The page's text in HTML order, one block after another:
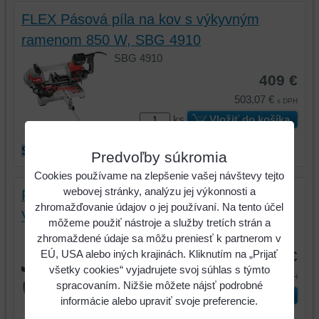
FLEX Pásová píla na kov s výkyvným
ramenom 850 W, SBG 4910
SBG 4910
409 €
503,07 € s DPH
ks Vložiť do košíka
SKLADOM
FLEX Kompaktný bezpečnostný vysávač,
VC 21 L MC
VC 21 L MC
185 €
227,55 € s DPH
ks Vložiť do košíka
Predvoľby súkromia
Cookies používame na zlepšenie vašej návštevy tejto
webovej stránky, analýzu jej výkonnosti a
zhromažďovanie údajov o jej používaní. Na tento účel
môžeme použiť nástroje a služby tretích strán a
zhromaždené údaje sa môžu preniesť k partnerom v
EÚ, USA alebo iných krajinách. Kliknutím na „Prijať
všetky cookies“ vyjadrujete svoj súhlas s týmto
spracovaním. Nižšie môžete nájsť podrobné
informácie alebo upraviť svoje preferencie.